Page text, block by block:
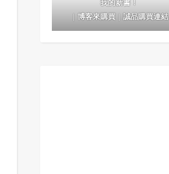
我的新書！
｜博客來購買｜誠品購買連結